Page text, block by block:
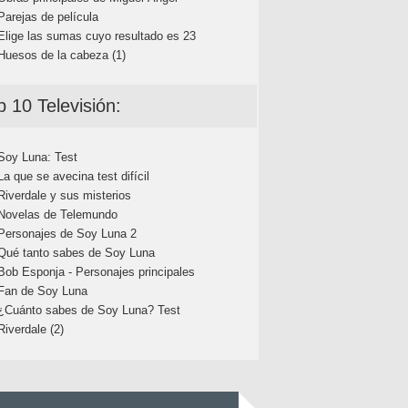
de película
las sumas cuyo resultado es 23
de la cabeza (1)
10 Televisión:
Luna: Test
que se avecina test difícil
y sus misterios
de Telemundo
de Soy Luna 2
tanto sabes de Soy Luna
Esponja - Personajes principales
de Soy Luna
sabes de Soy Luna? Test
(2)